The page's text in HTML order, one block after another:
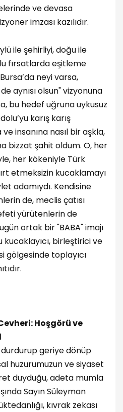
ve devasa
imzası kazılıdır.
ile şehirliyi, doğu ile
fırsatlarda eşitleme
neyi varsa,
aynısı olsun" vizyonuna
bu hedef uğruna uykusuz
karış karış
insanına nasıl bir aşkla,
bizzat şahit oldum. O, her
her kökeniyle Türk
etmeksizin kucaklamayı
adamıydı. Kendisine
de, meclis çatısı
yürütenlerin de
ortak bir "BABA" imajı
kucaklayıcı, birleştirici ve
gölgesinde toplayıcı
Hoşgörü ve
geriye dönüp
huzurumuzun ve siyaset
duyduğu, adeta mumla
Sayın Süleyman
kıvrak zekası